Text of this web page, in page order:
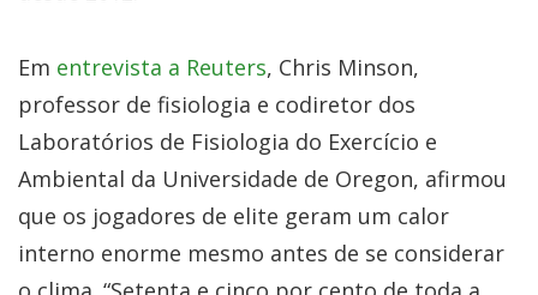
Em entrevista a Reuters, Chris Minson,
professor de fisiologia e codiretor dos
Laboratórios de Fisiologia do Exercício e
Ambiental da Universidade de Oregon, afirmou
que os jogadores de elite geram um calor
interno enorme mesmo antes de se considerar